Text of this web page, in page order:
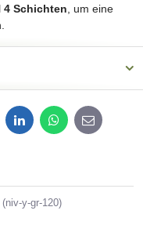
4 Schichten , um eine
LinkedInWhatsApp
E-
mail
(niv-y-gr-120)